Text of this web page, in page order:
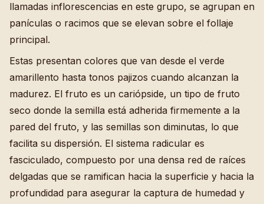
llamadas inflorescencias en este grupo, se agrupan en
panículas o racimos que se elevan sobre el follaje
principal.
Estas presentan colores que van desde el verde
amarillento hasta tonos pajizos cuando alcanzan la
madurez. El fruto es un cariópside, un tipo de fruto
seco donde la semilla está adherida firmemente a la
pared del fruto, y las semillas son diminutas, lo que
facilita su dispersión. El sistema radicular es
fasciculado, compuesto por una densa red de raíces
delgadas que se ramifican hacia la superficie y hacia la
profundidad para asegurar la captura de humedad y